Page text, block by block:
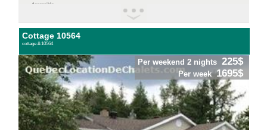
Accessible
Cottage 10564
cottage #:10564
Per weekend 2 nights 225$
Per week 1695$